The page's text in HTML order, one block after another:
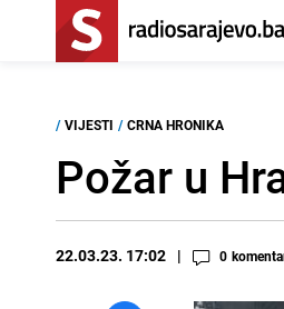
/ VIJESTI / CRNA HRONIKA
Požar u
22.03.23. 17:02 0